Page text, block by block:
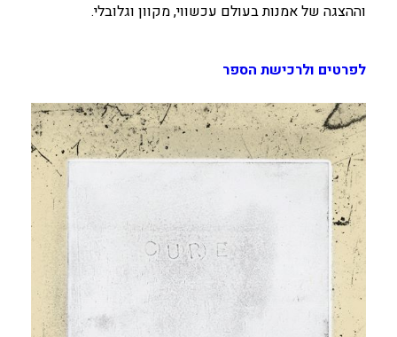
וההצגה של אמנות בעולם עכשווי, מקוון וגלובלי.
לפרטים ולרכישת הספר